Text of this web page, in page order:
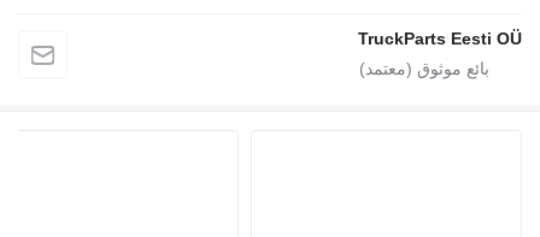
TruckParts Eesti